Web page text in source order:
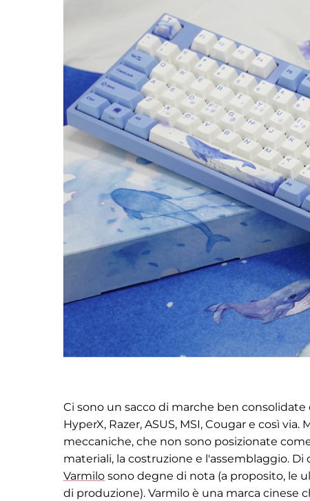
Ci sono un sacco di marche ben
HyperX, Razer, ASUS, MSI, Cougar e così
meccaniche, che non sono posizionate
materiali, la costruzione e l'assemblaggio.
Varmilo sono degne di nota (a proposito, le
di produzione). Varmilo è una marca cinese